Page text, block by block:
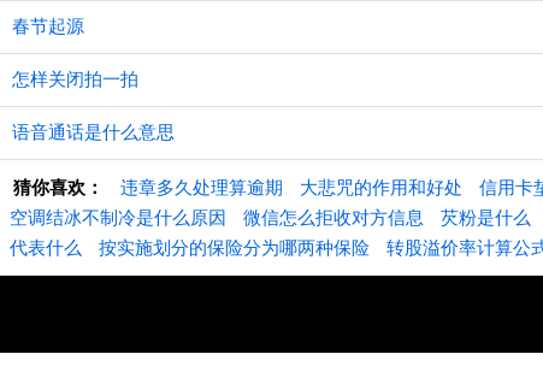
春节起源
怎样关闭拍一拍
语音通话是什么意思
猜你喜欢： 违章多久处理算逾期 大悲咒的作用和好处 信用卡
空调结冰不制冷是什么原因
微信怎么拒收对方信息 芡粉是什么
代表什么
按实施划分的保险分为哪两种保险 转股溢价率计算公